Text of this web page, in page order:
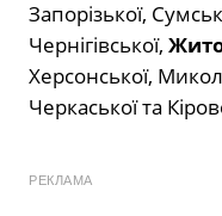
Запорізької,
Чернігівської,
Херсонської,
Черкаської та
РЕКЛАМА